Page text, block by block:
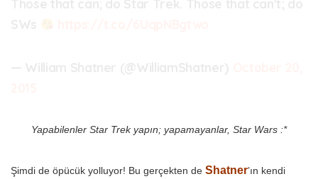
Yapabilenler Star Trek yapın; yapamayanlar, Star Wars :*
Şimdi de öpücük yolluyor! Bu gerçekten de Shatner’ın kendi